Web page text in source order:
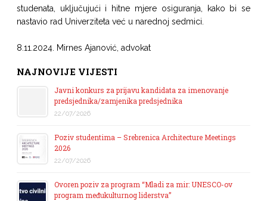
studenata, uključujući i hitne mjere osiguranja, kako bi se
nastavio rad Univerziteta već u narednoj sedmici.
8.11.2024. Mirnes Ajanović, advokat
NAJNOVIJE VIJESTI
Javni konkurs za prijavu kandidata za imenovanje
predsjednika/zamjenika predsjednika
22/07/2026
Poziv studentima – Srebrenica Architecture Meetings
2026
22/07/2026
Ovoren poziv za program “Mladi za mir: UNESCO-ov
program međukulturnog liderstva”